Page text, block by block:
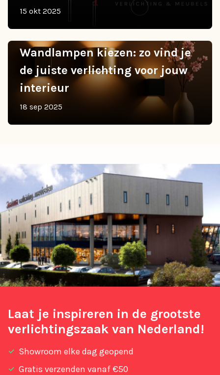
15 okt 2025
Wandlampen kiezen: zo vind je
de juiste verlichting voor jouw
interieur
18 sep 2025
Laat je inspireren in de grootste
verlichtingszaak van Nederland!
Showroom elke dag geopend
Gratis verzenden vanaf €50